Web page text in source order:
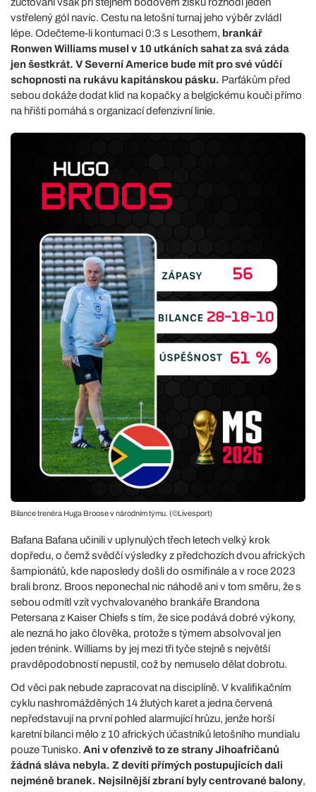
vstřelený gól navíc. Cestu na letošní turnaj jeho výběr zvládl
lépe. Odečteme-li kontumaci 0:3 s Lesothem, brankář
Ronwen Williams musel v 10 utkáních sahat za svá záda
jen šestkrát. V Severní Americe bude mít pro své vůdčí
schopnosti na rukávu kapitánskou pásku. Parťákům před
sebou dokáže dodat klid na kopačky a belgickému kouči přímo
na hřišti pomáhá s organizací defenzivní linie.
Bilance trenéra Huga Broose v národním týmu. (©Livesport)
Bafana Bafana učinili v uplynulých třech letech velký krok
dopředu, o čemž svědčí výsledky z předchozích dvou afrických
šampionátů, kde naposledy došli do osmifinále a v roce 2023
brali bronz. Broos neponechal nic náhodě ani v tom směru, že s
sebou odmítl vzít vychvalovaného brankáře Brandona
Petersana z Kaiser Chiefs s tím, že sice podává dobré výkony,
ale nezná ho jako člověka, protože s týmem absolvoval jen
jeden trénink. Williams by jej mezi tři tyče stejně s největší
pravděpodobností nepustil, což by nemuselo dělat dobrotu.
Od věci pak nebude zapracovat na disciplíně. V kvalifikačním
cyklu nashromážděných 14 žlutých karet a jedna červená
nepředstavují na první pohled alarmující hrůzu, jenže horší
karetní bilanci mělo z 10 afrických účastníků letošního mundialu
pouze Tunisko. Ani v ofenzivě to ze strany Jihoafričanů
žádná sláva nebyla. Z devíti přímých postupujících dali
nejméně branek. Nejsilnější zbraní byly centrované balony,